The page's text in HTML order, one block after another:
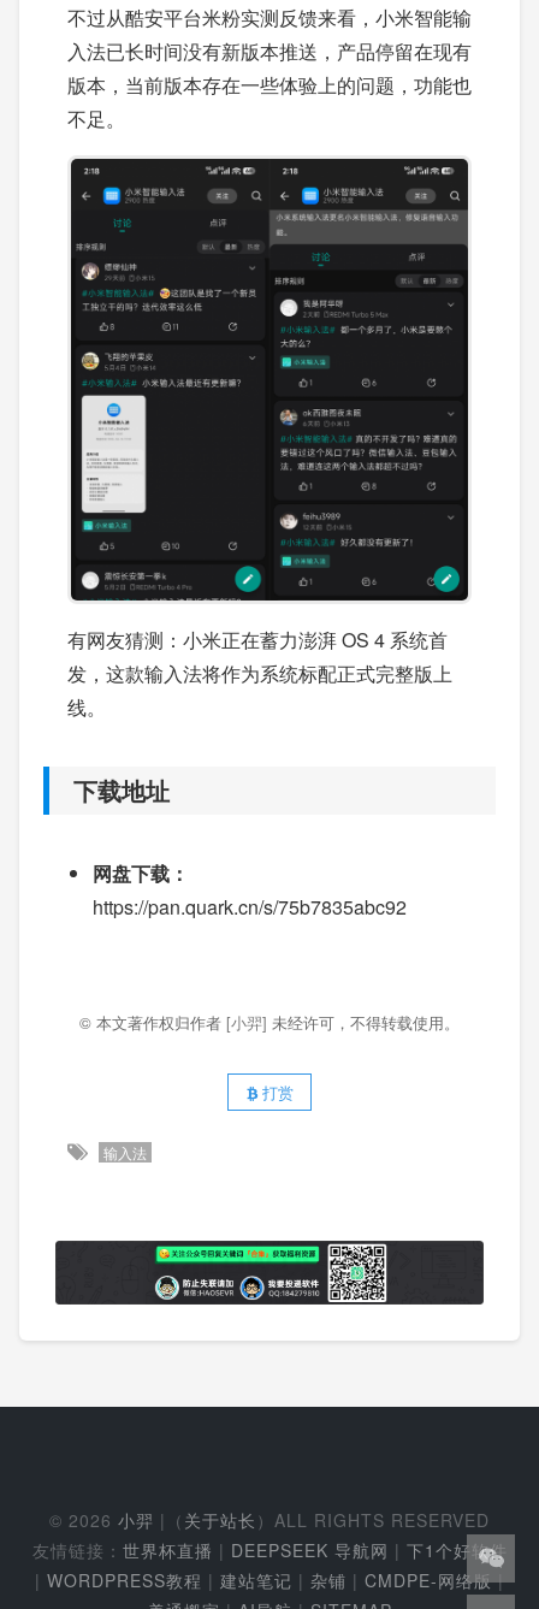
不过从酷安平台米粉实测反馈来看，小米智能输
入法已长时间没有新版本推送，产品停留在现有
版本，当前版本存在一些体验上的问题，功能也
不足。
有网友猜测：小米正在蓄力澎湃 OS 4 系统首
发，这款输入法将作为系统标配正式完整版上
线。
下载地址
网盘下载：
https://pan.quark.cn/s/75b7835abc92
© 本文著作权归作者 [小羿] 未经许可，不得转载使用。
打赏
输入法
© 2026 小羿 |（ 关于站长 ）ALL RIGHTS RESERVED
友情链接： 世界杯直播 | DEEPSEEK 导航网 | 下1个好软件
| WORDPRESS教程 | 建站笔记 | 杂铺 | CMDPE-网络版|